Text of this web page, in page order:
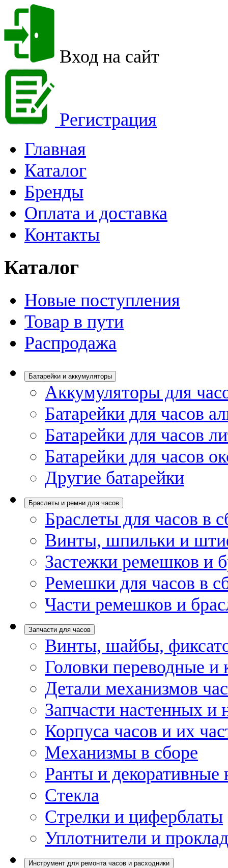
Вход на сайт
Регистрация
Главная
Каталог
Бренды
Оплата и доставка
Контакты
Каталог
Новые поступления
Товар в пути
Распродажа
Батарейки и аккумуляторы
Аккумуляторы для
Батарейки для часов
Батарейки для часов
Батарейки для часов
Другие батарейки
Браслеты и ремни для часов
Браслеты для часов в
Винты, шпильки и
Застежки ремешков и
Ремешки для часов в
Части ремешков и
Запчасти для часов
Винты, шайбы,
Головки переводные и
Детали механизмов
Запчасти настенных и
Корпуса часов и их
Механизмы в сборе
Ранты и декоративные
Стекла
Стрелки и циферблаты
Уплотнители и
Инструмент для ремонта часов и расходники